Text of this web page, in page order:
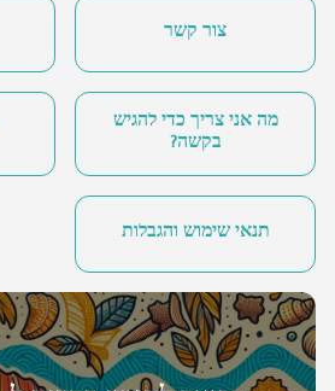
צור קשר
מה אני צריך כדי להגיש
בקשה?
תנאי שימוש והגבלות